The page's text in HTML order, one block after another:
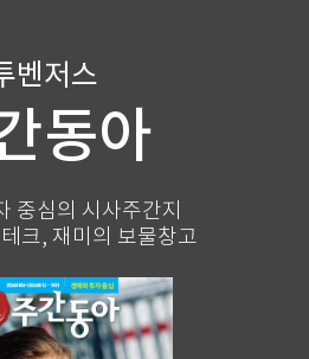
벤저스
동아
중심의 시사주간지
크, 재미의 보물창고